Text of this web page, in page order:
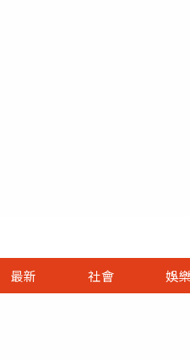
最新 社會 娛樂
娛樂首頁
即時
財經首頁
熱線
政